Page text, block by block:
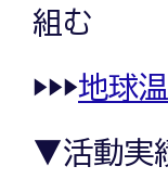
組む
▶▶▶地球
▼活動実